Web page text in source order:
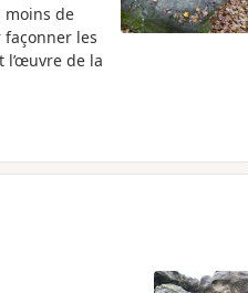
moins de
les
l’œuvre de la